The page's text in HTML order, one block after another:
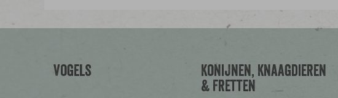
Vogels
Konijnen, Knaagdieren
& Fretten